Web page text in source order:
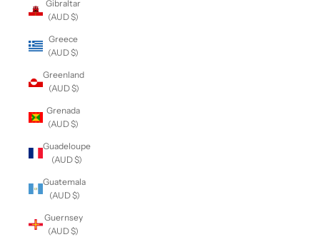
Gibraltar
(AUD $)
Greece
(AUD $)
Greenland
(AUD $)
Grenada
(AUD $)
Guadeloupe
(AUD $)
Guatemala
(AUD $)
Guernsey
(AUD $)